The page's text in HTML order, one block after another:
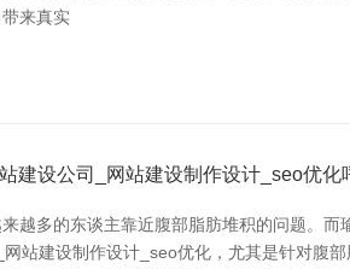
来真实
建设公司_网站建设制作设计_seo优化
越多的东谈主靠近腹部脂肪堆积的问题。
站建设制作设计_seo优化，尤其是针对腹